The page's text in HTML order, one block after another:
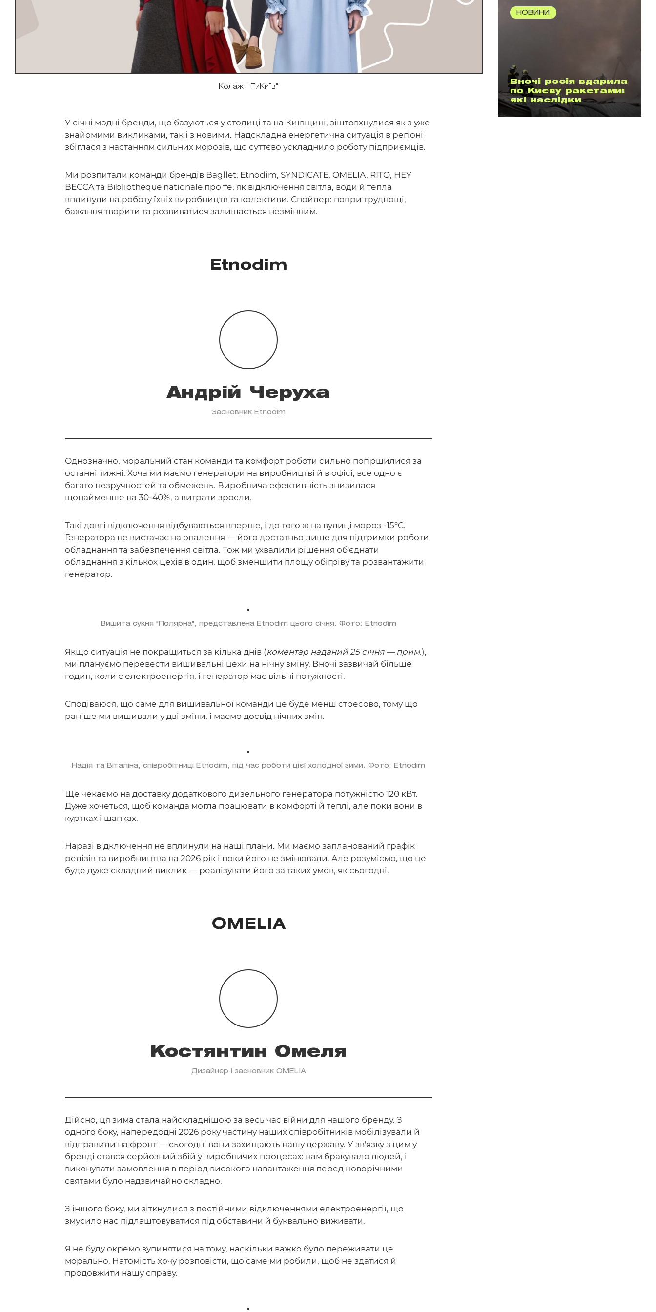
Колаж: "ТиКиїв"
У січні модні бренди, що базуються у столиці та на Київщині, зіштовхнулися як з уже
знайомими викликами, так і з новими. Надскладна енергетична ситуація в регіоні
збіглася з настанням сильних морозів, що суттєво ускладнило роботу підприємців.
Ми розпитали команди брендів Bagllet, Etnodim, SYNDICATE, OMELIA, RITO, HEY
BECCA та Bibliotheque nationale про те, як відключення світла, води й тепла
вплинули на роботу їхніх виробництв та колективи. Спойлер: попри труднощі,
бажання творити та розвиватися залишається незмінним.
Etnodim
Андрій Черуха
Засновник Etnodim
Однозначно, моральний стан команди та комфорт роботи сильно погіршилися за
останні тижні. Хоча ми маємо генератори на виробництві й в офісі, все одно є
багато незручностей та обмежень. Виробнича ефективність знизилася
щонайменше на 30-40%, а витрати зросли.
Такі довгі відключення відбуваються вперше, і до того ж на вулиці мороз -15°C.
Генератора не вистачає на опалення — його достатньо лише для підтримки роботи
обладнання та забезпечення світла. Тож ми ухвалили рішення об'єднати
обладнання з кількох цехів в один, щоб зменшити площу обігріву та розвантажити
генератор.
Вишита сукня "Полярна", представлена Etnodim цього січня. Фото: Etnodim
Якщо ситуація не покращиться за кілька днів (коментар наданий 25 січня — прим.),
ми плануємо перевести вишивальні цехи на нічну зміну. Вночі зазвичай більше
годин, коли є електроенергія, і генератор має вільні потужності.
Сподіваюся, що саме для вишивальної команди це буде менш стресово, тому що
раніше ми вишивали у дві зміни, і маємо досвід нічних змін.
Надія та Віталіна, співробітниці Etnodim, під час роботи цієї холодної зими. Фото: Etnodim
Ще чекаємо на доставку додаткового дизельного генератора потужністю 120 кВт.
Дуже хочеться, щоб команда могла працювати в комфорті й теплі, але поки вони в
куртках і шапках.
Наразі відключення не вплинули на наші плани. Ми маємо запланований графік
релізів та виробництва на 2026 рік і поки його не змінювали. Але розуміємо, що це
буде дуже складний виклик — реалізувати його за таких умов, як сьогодні.
OMELIA
Костянтин Омеля
Дизайнер і засновник OMELIA
Дійсно, ця зима стала найскладнішою за весь час війни для нашого бренду. З
одного боку, напередодні 2026 року частину наших співробітників мобілізували й
відправили на фронт — сьогодні вони захищають нашу державу. У зв'язку з цим у
бренді стався серйозний збій у виробничих процесах: нам бракувало людей, і
виконувати замовлення в період високого навантаження перед новорічними
святами було надзвичайно складно.
З іншого боку, ми зіткнулися з постійними відключеннями електроенергії, що
змусило нас підлаштовуватися під обставини й буквально виживати.
Я не буду окремо зупинятися на тому, наскільки важко було переживати це
морально. Натомість хочу розповісти, що саме ми робили, щоб не здатися й
продовжити нашу справу.
НОВИНИ
Вночі росія вдарила
по Києву ракетами:
які наслідки